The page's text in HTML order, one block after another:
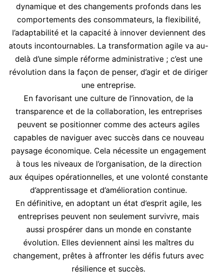
dynamique et des changements profonds dans les
comportements des consommateurs, la flexibilité,
l’adaptabilité et la capacité à innover deviennent des
atouts incontournables. La transformation agile va au-
delà d’une simple réforme administrative ; c’est une
révolution dans la façon de penser, d’agir et de diriger
une entreprise.
En favorisant une culture de l’innovation, de la
transparence et de la collaboration, les entreprises
peuvent se positionner comme des acteurs agiles
capables de naviguer avec succès dans ce nouveau
paysage économique. Cela nécessite un engagement
à tous les niveaux de l’organisation, de la direction
aux équipes opérationnelles, et une volonté constante
d’apprentissage et d’amélioration continue.
En définitive, en adoptant un état d’esprit agile, les
entreprises peuvent non seulement survivre, mais
aussi prospérer dans un monde en constante
évolution. Elles deviennent ainsi les maîtres du
changement, prêtes à affronter les défis futurs avec
résilience et succès.